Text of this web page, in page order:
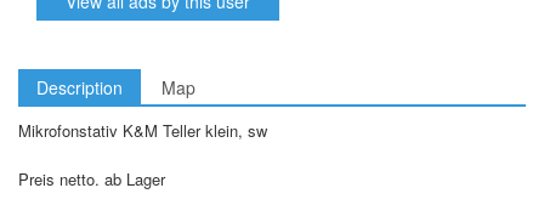
Description Map
Mikrofonstativ K&M Teller klein, sw
Preis netto. ab Lager